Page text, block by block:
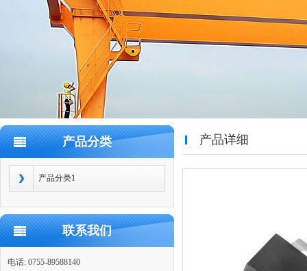
产品分类
产品分类1
联系我们
电话: 0755-89588140
产品详细